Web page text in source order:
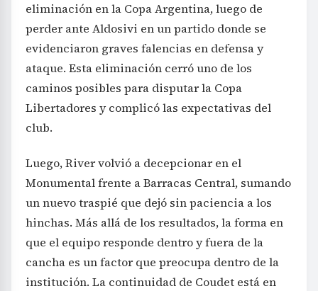
eliminación en la Copa Argentina, luego de
perder ante Aldosivi en un partido donde se
evidenciaron graves falencias en defensa y
ataque. Esta eliminación cerró uno de los
caminos posibles para disputar la Copa
Libertadores y complicó las expectativas del
club.
Luego, River volvió a decepcionar en el
Monumental frente a Barracas Central, sumando
un nuevo traspié que dejó sin paciencia a los
hinchas. Más allá de los resultados, la forma en
que el equipo responde dentro y fuera de la
cancha es un factor que preocupa dentro de la
institución. La continuidad de Coudet está en